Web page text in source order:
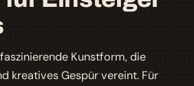
Kunstform, die
kreatives Gespür vereint. Für